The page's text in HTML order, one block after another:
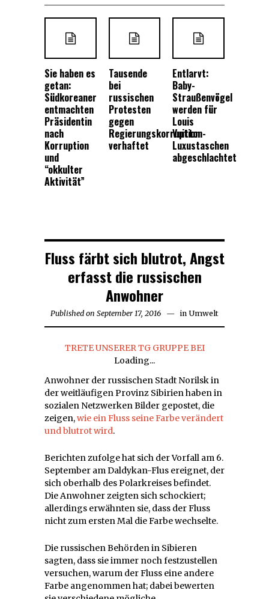
Sie haben es
getan:
Südkoreaner
entmachten
Präsidentin
nach
Korruption
und
“okkulter
Aktivität”
Tausende
bei
russischen
Protesten
gegen
Regierungskorruption
verhaftet
Entlarvt:
Baby-
Straußenvögel
werden für
Louis
Vuitton-
Luxustaschen
abgeschlachtet
Fluss färbt sich blutrot, Angst
erfasst die russischen
Anwohner
Published on September 17, 2016 September
17,
in Umwelt
TRETE UNSERER TG GRUPPE BEI
Loading...
Anwohner der russischen Stadt Norilsk in
der weitläufigen Provinz Sibirien haben in
sozialen Netzwerken Bilder gepostet, die
zeigen,wie ein Fluss seine Farbe verändert
und blutrot wird.
Berichten zufolge hat sich der Vorfall am 6.
September am Daldykan-Flus ereignet, der
sich oberhalb des Polarkreises befindet.
Die Anwohner zeigten sich schockiert;
allerdings erwähnten sie, dass der Fluss
nicht zum ersten Mal die Farbe wechselte.
Die russischen Behörden in Sibieren
sagten, dass sie immer noch festzustellen
versuchen, warum der Fluss eine andere
Farbe angenommen hat; dabei bewerten